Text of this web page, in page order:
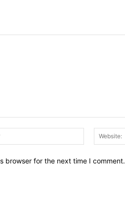
Email:*
browser for the next time I comment.